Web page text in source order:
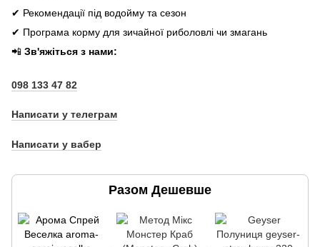
✔ Рекомендації під водойму та сезон
✔ Програма корму для зичайної риболовлі чи змагань
📲 Зв'яжіться з нами:
098 133 47 82
Написати у телеграм
Написати у вабер
Разом Дешевше